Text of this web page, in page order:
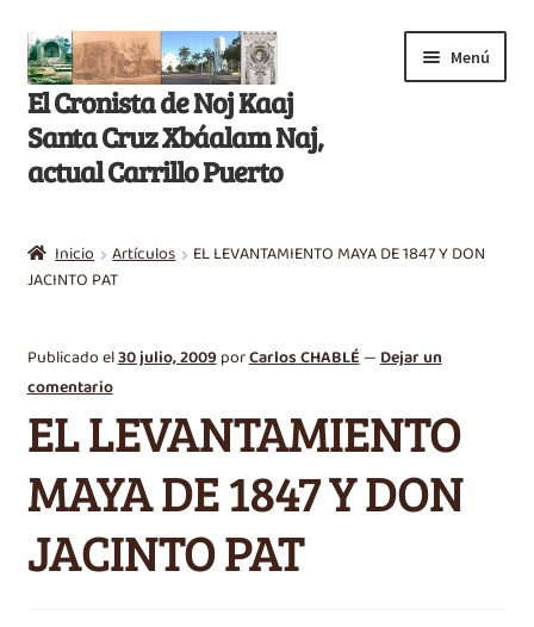
Saltar
a
navegación
Ir
al
contenido
El Cronista de Noj Kaaj
Santa Cruz Xbáalam Naj,
actual Carrillo Puerto
Menú
Libros
Artículos
Efemérides
Videos
Inicio Artículos
EL LEVANTAMIENTO MAYA DE 1847 Y DON
JACINTO PAT
Publicado el30 julio, 2009porCarlos CHABLÉ—Dejar un
comentario
EL LEVANTAMIENTO
MAYA DE 1847 Y DON
JACINTO PAT